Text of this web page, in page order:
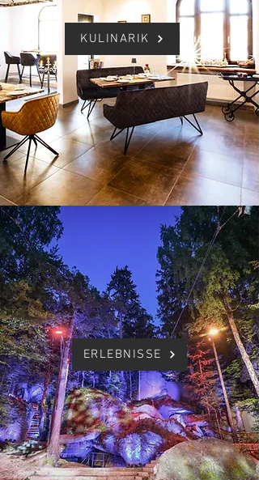
KULINARIK
ERLEBNISSE